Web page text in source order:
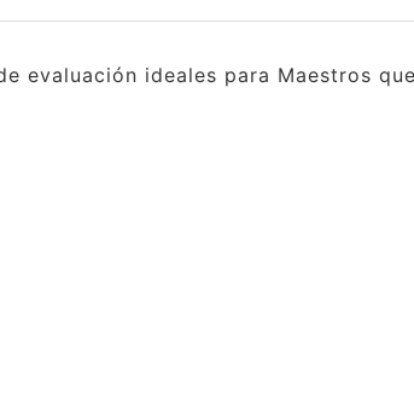
evaluación ideales para Maestros